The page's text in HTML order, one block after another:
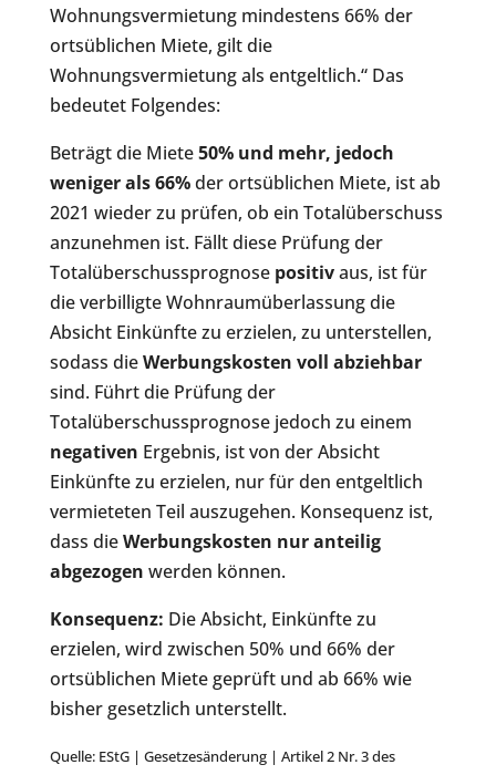
Wohnungsvermietung mindestens 66% der
ortsüblichen Miete, gilt die
Wohnungsvermietung als entgeltlich.“ Das
bedeutet Folgendes:
Beträgt die Miete50% und mehr, jedoch
weniger als 66%der ortsüblichen Miete, ist ab
2021 wieder zu prüfen, ob ein Totalüberschuss
anzunehmen ist. Fällt diese Prüfung der
Totalüberschussprognose positivaus, ist für
die verbilligte Wohnraumüberlassung die
Absicht Einkünfte zu erzielen, zu unterstellen,
sodass dieWerbungskosten voll abziehbar
sind. Führt die Prüfung der
Totalüberschussprognose jedoch zu einem
negativen Ergebnis, ist von der Absicht
Einkünfte zu erzielen, nur für den entgeltlich
vermieteten Teil auszugehen. Konsequenz ist,
dass dieWerbungskosten nur anteilig
abgezogen werden können.
Konsequenz: Die Absicht, Einkünfte zu
erzielen, wird zwischen 50% und 66% der
ortsüblichen Miete geprüft und ab 66% wie
bisher gesetzlich unterstellt.
Quelle: EStG | Gesetzesänderung | Artikel 2 Nr. 3 des